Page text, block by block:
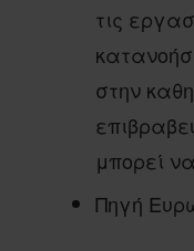
τις
στην
μπορεί
Πηγή